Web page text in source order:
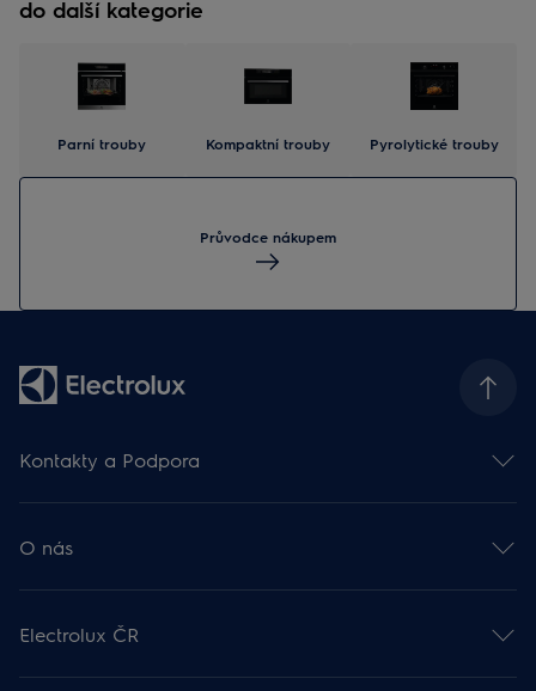
do další kategorie
Parní trouby Kompaktní trouby Pyrolytické trouby
Průvodce nákupem
Kontakty a Podpora
Odběr newsletteru
Facebook 🡕
Instagram 🡕
TikTok 🡕
Rady a návody
O nás
Finanční informace 🡕
Udržitelnost 🡕
Práce v Electroluxu 🡕
Electrolux ČR